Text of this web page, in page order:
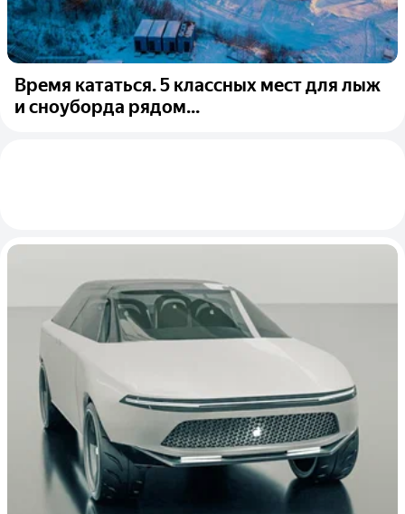
Время кататься. 5 классных мест для лыж
и сноуборда рядом...